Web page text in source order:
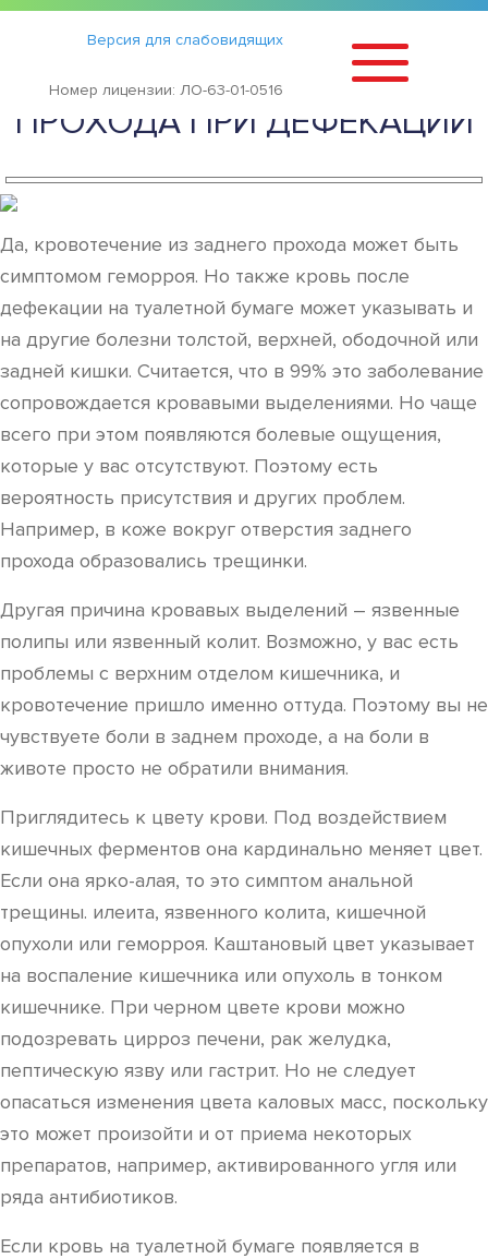
Версия для слабовидящих
Номер лицензии: ЛО-63-01-0516
Статьи ›
АЛАЯ КРОВЬ ИЗ ЗАДНЕГО
ПРОХОДА ПРИ ДЕФЕКАЦИИ
Да, кровотечение из заднего прохода может быть
симптомом геморроя. Но также кровь после
дефекации на туалетной бумаге может указывать и
на другие болезни толстой, верхней, ободочной или
задней кишки. Считается, что в 99% это заболевание
сопровождается кровавыми выделениями. Но чаще
всего при этом появляются болевые ощущения,
которые у вас отсутствуют. Поэтому есть
вероятность присутствия и других проблем.
Например, в коже вокруг отверстия заднего
прохода образовались трещинки.
Другая причина кровавых выделений – язвенные
полипы или язвенный колит. Возможно, у вас есть
проблемы с верхним отделом кишечника, и
кровотечение пришло именно оттуда. Поэтому вы не
чувствуете боли в заднем проходе, а на боли в
животе просто не обратили внимания.
Приглядитесь к цвету крови. Под воздействием
кишечных ферментов она кардинально меняет цвет.
Если она ярко-алая, то это симптом анальной
трещины. илеита, язвенного колита, кишечной
опухоли или геморроя. Каштановый цвет указывает
на воспаление кишечника или опухоль в тонком
кишечнике. При черном цвете крови можно
подозревать цирроз печени, рак желудка,
пептическую язву или гастрит. Но не следует
опасаться изменения цвета каловых масс, поскольку
это может произойти и от приема некоторых
препаратов, например, активированного угля или
ряда антибиотиков.
Если кровь на туалетной бумаге появляется в